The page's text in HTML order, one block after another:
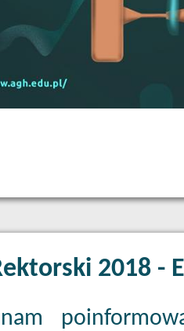
2018 -